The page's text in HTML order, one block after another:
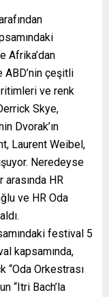
Afrika’dan
ABD’nin çeşitli
ve renk
Skye,
Dvorak’ın
Laurent Weibel,
Neredeyse
HR
ve HR Oda
festival 5
kapsamında,
“Oda Orkestrası
“Itri Bach’la